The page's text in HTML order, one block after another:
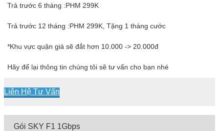
Trả trước 6 tháng :PHM 299K
Trả trước 12 tháng :PHM 299K, Tặng 1 tháng cước
*Khu vực quận giá sẽ đắt hơn 10.000 -> 20.000đ
Hãy để lại thông tin chúng tôi sẽ tư vấn cho bạn nhé
Liên Hệ Tư Vấn
Gói SKY F1 1Gbps